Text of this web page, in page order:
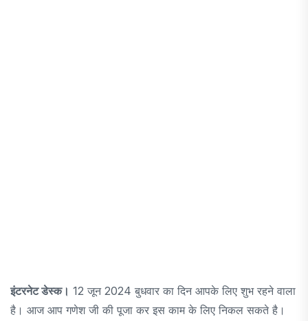
इंटरनेट डेस्क। 12 जून 2024 बुधवार का दिन आपके लिए शुभ रहने वाला
है। आज आप गणेश जी की पूजा कर इस काम के लिए निकल सकते है।